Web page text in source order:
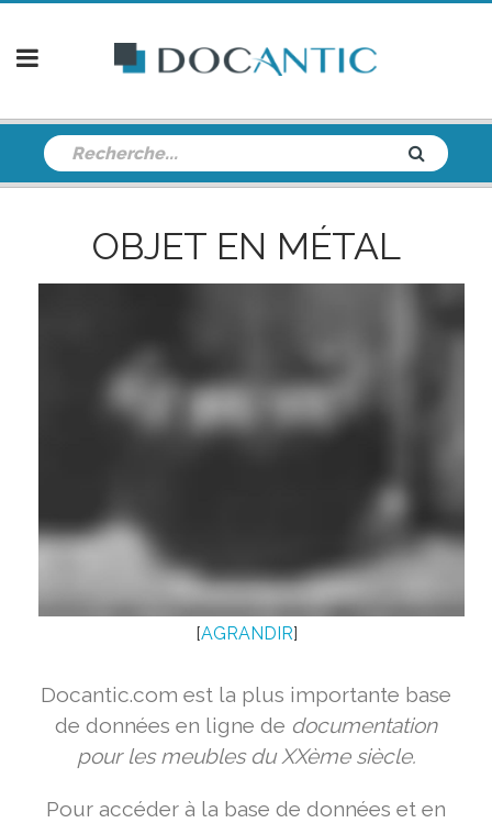
OBJET EN MÉTAL
[AGRANDIR]
Docantic.com est la plus importante base
de données en ligne de documentation
pour les meubles du XXème siècle.
Pour accéder à la base de données et en